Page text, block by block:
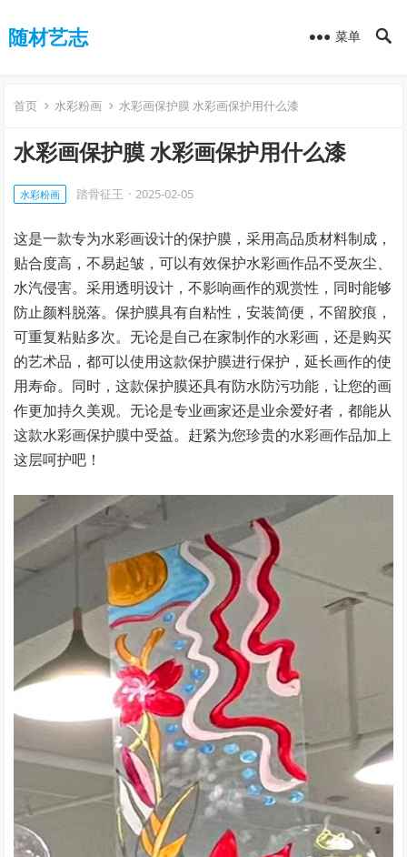
随材艺志 菜单
首页 水彩粉画 水彩画保护膜 水彩画保护用什么漆
水彩画保护膜 水彩画保护用什么漆
水彩粉画 踏骨征王 · 2025-02-05
这是一款专为水彩画设计的保护膜，采用高品质材料制成，
贴合度高，不易起皱，可以有效保护水彩画作品不受灰尘、
水汽侵害。采用透明设计，不影响画作的观赏性，同时能够
防止颜料脱落。保护膜具有自粘性，安装简便，不留胶痕，
可重复粘贴多次。无论是自己在家制作的水彩画，还是购买
的艺术品，都可以使用这款保护膜进行保护，延长画作的使
用寿命。同时，这款保护膜还具有防水防污功能，让您的画
作更加持久美观。无论是专业画家还是业余爱好者，都能从
这款水彩画保护膜中受益。赶紧为您珍贵的水彩画作品加上
这层呵护吧！